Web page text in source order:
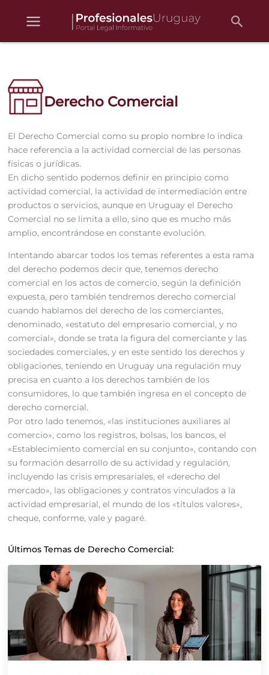
Derecho Comercial
El Derecho Comercial como su propio nombre lo indica
hace referencia a la actividad comercial de las personas
físicas o jurídicas.
En dicho sentido podemos definir en principio como
actividad comercial, la actividad de intermediación entre
productos o servicios, aunque en Uruguay el Derecho
Comercial no se limita a ello, sino que es mucho más
amplio, encontrándose en constante evolución.
Intentando abarcar todos los temas referentes a esta rama
del derecho podemos decir que, tenemos derecho
comercial en los actos de comercio, según la definición
expuesta, pero también tendremos derecho comercial
cuando hablamos del derecho de los comerciantes,
denominado, «estatuto del empresario comercial, y no
comercial», donde se trata la figura del comerciante y las
sociedades comerciales, y en este sentido los derechos y
obligaciones, teniendo en Uruguay una regulación muy
precisa en cuanto a los derechos también de los
consumidores, lo que también ingresa en el concepto de
derecho comercial.
Por otro lado tenemos, «las instituciones auxiliares al
comercio», como los registros, bolsas, los bancos, el
«Establecimiento comercial en su conjunto», contando con
su formación desarrollo de su actividad y regulación,
incluyendo las crisis empresariales, el «derecho del
mercado», las obligaciones y contratos vinculados a la
actividad empresarial, el mundo de los «títulos valores»,
cheque, conforme, vale y pagaré.
Últimos Temas de Derecho Comercial: